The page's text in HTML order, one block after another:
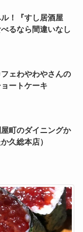
！『すし居酒屋
るなら間違いなし
フェわやわやさんの
ートケーキ
町のダイニングか
久総本店）